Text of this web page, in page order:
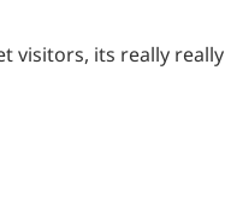
its really